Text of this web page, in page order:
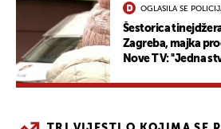
OGLASILA SE
Šestorica
Zagreba, majka
Nove TV: ''Jedna